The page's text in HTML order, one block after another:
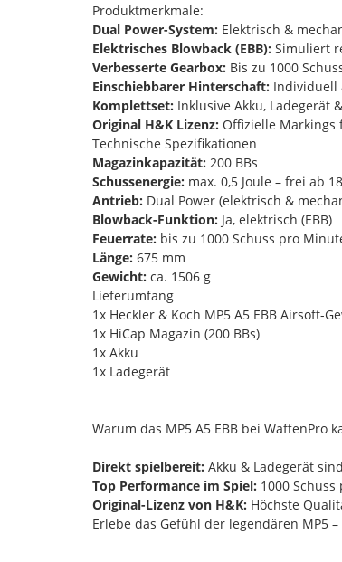
Produktmerkmale:
Dual Power-System: Elektrisch &
Elektrisches Blowback (EBB): Simuliert
Verbesserte Gearbox: Bis zu 1000
Einschiebbarer Hinterschaft: Individuell
Komplettset: Inklusive Akku, Ladegerät
Original H&K Lizenz: Offizielle Markings
Technische Spezifikationen
Magazinkapazität: 200 BBs
Schussenergie: max. 0,5 Joule – frei ab
Antrieb: Dual Power (elektrisch &
Blowback-Funktion: Ja, elektrisch (EBB)
Feuerrate: bis zu 1000 Schuss pro
Länge: 675 mm
Gewicht: ca. 1506 g
Lieferumfang
1x Heckler & Koch MP5 A5 EBB Airsoft-
1x HiCap Magazin (200 BBs)
1x Akku
1x Ladegerät
Warum das MP5 A5 EBB bei WaffenPro
Direkt spielbereit: Akku & Ladegerät
Top Performance im Spiel: 1000
Original-Lizenz von H&K: Höchste
Erlebe das Gefühl der legendären MP5